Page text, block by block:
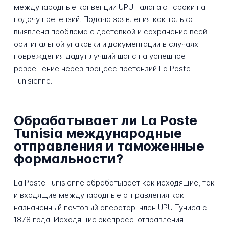
международные конвенции UPU налагают сроки на
подачу претензий. Подача заявления как только
выявлена проблема с доставкой и сохранение всей
оригинальной упаковки и документации в случаях
повреждения дадут лучший шанс на успешное
разрешение через процесс претензий La Poste
Tunisienne.
Обрабатывает ли La Poste
Tunisia международные
отправления и таможенные
формальности?
La Poste Tunisienne обрабатывает как исходящие, так
и входящие международные отправления как
назначенный почтовый оператор-член UPU Туниса с
1878 года. Исходящие экспресс-отправления